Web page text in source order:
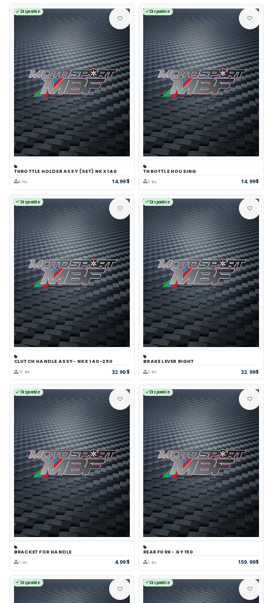
Disponible
THROTTLE HOLDER ASSY (SET) NKX 140
4 inv. 14.99$
Disponible
THROTTLE HOUSING
5 inv. 14.99$
Disponible
CLUTCH HANDLE ASSY- NKX 140-250
13 inv. 32.90$
Disponible
BRAKE LEVER RIGHT
2 inv. 32.99$
Disponible
BRACKET FOR HANDLE
1 inv. 4.99$
Disponible
REAR FORK- GY 150
1 inv. 159.99$
Disponible Disponible